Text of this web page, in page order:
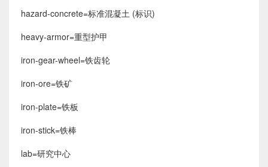
hazard-concrete=标准混凝土 (标识)
heavy-armor=重型护甲
iron-gear-wheel=铁齿轮
iron-ore=铁矿
iron-plate=铁板
iron-stick=铁棒
lab=研究中心